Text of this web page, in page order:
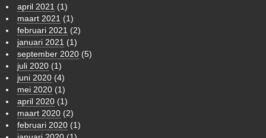
april 2021 (1)
maart 2021 (1)
februari 2021 (2)
januari 2021 (1)
september 2020 (5)
juli 2020 (1)
juni 2020 (4)
mei 2020 (1)
april 2020 (1)
maart 2020 (2)
februari 2020 (1)